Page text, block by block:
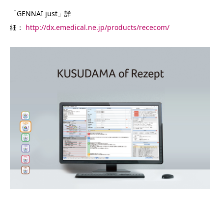
「GENNAI just」詳
細： http://dx.emedical.ne.jp/products/rececom/